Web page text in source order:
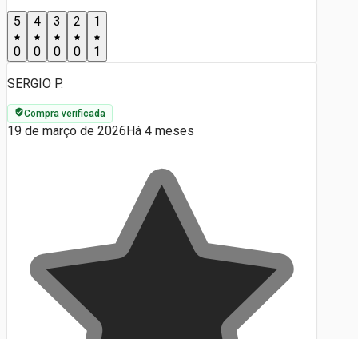
5
0
4
0
3
0
2
0
1
1
SERGIO P.
Compra verificada
19 de março de 2026 Há 4 meses